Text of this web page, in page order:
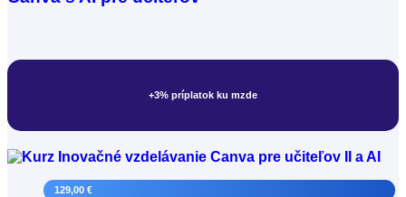
+3% príplatok ku mzde
129,00 €